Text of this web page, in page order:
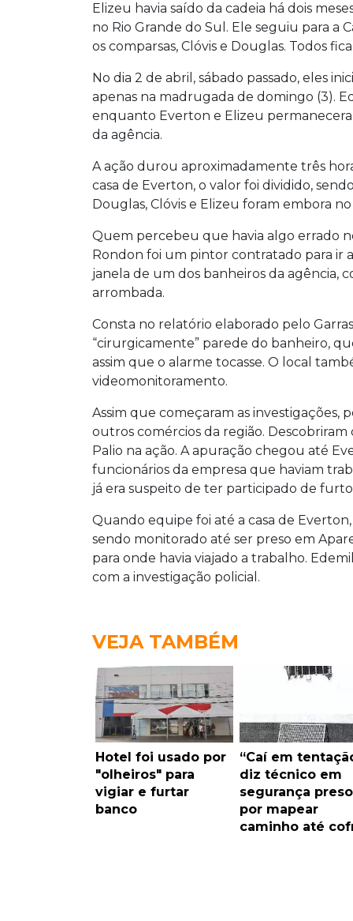
Elizeu havia saído da cadeia há dois
no Rio Grande do Sul. Ele seguiu para
os comparsas, Clóvis e Douglas. Todos
No dia 2 de abril, sábado passado, eles
apenas na madrugada de domingo (3).
enquanto Everton e Elizeu
da agência.
A ação durou aproximadamente três
casa de Everton, o valor foi dividido,
Douglas, Clóvis e Elizeu foram embora
Quem percebeu que havia algo errado
Rondon foi um pintor contratado para ir
janela de um dos banheiros da agência,
arrombada.
Consta no relatório elaborado pelo
“cirurgicamente” parede do banheiro,
assim que o alarme tocasse. O local
videomonitoramento.
Assim que começaram as investigações,
outros comércios da região.
Palio na ação. A apuração chegou até
funcionários da empresa que haviam
já era suspeito de ter participado de
Quando equipe foi até a casa de
sendo monitorado até ser preso em
para onde havia viajado a trabalho.
com a investigação policial.
VEJA TAMBÉM
Hotel foi usado por
"olheiros" para
vigiar e furtar
banco
“Caí em
diz técnico em
segurança preso
por mapear
caminho até